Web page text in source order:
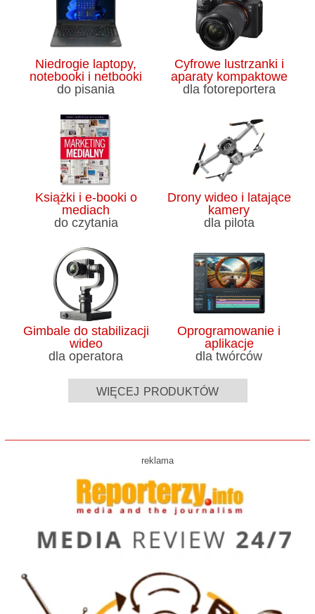
Niedrogie laptopy,
notebooki i netbooki
do pisania
Cyfrowe lustrzanki i
aparaty kompaktowe
dla fotoreportera
Książki i e-booki o
mediach
do czytania
Drony wideo i latające
kamery
dla pilota
Gimbale do stabilizacji
wideo
dla operatora
Oprogramowanie i
aplikacje
dla twórców
więcej produktów
reklama